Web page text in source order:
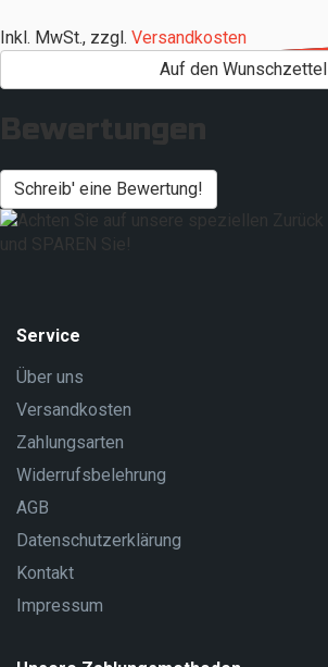
Inkl. MwSt., zzgl. Versandkosten
Auf den Wunschzettel
Bewertungen
Schreib' eine Bewertung!
Service
Über uns
Versandkosten
Zahlungsarten
Widerrufsbelehrung
AGB
Datenschutzerklärung
Kontakt
Impressum